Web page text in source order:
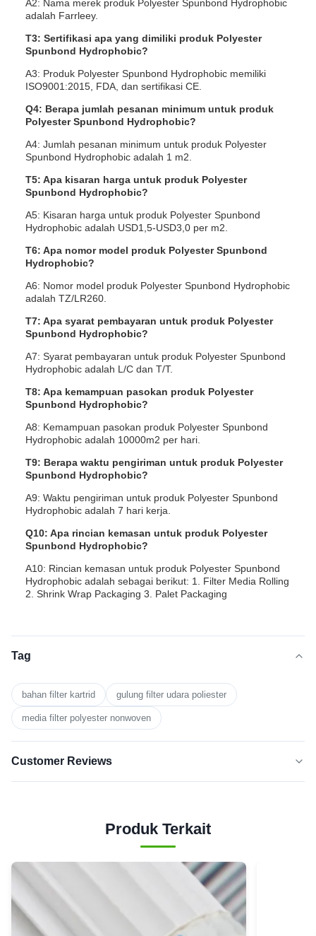
A2: Nama merek produk Polyester Spunbond Hydrophobic
adalah Farrleey.
T3: Sertifikasi apa yang dimiliki produk Polyester
Spunbond Hydrophobic?
A3: Produk Polyester Spunbond Hydrophobic memiliki
ISO9001:2015, FDA, dan sertifikasi CE.
Q4: Berapa jumlah pesanan minimum untuk produk
Polyester Spunbond Hydrophobic?
A4: Jumlah pesanan minimum untuk produk Polyester
Spunbond Hydrophobic adalah 1 m2.
T5: Apa kisaran harga untuk produk Polyester
Spunbond Hydrophobic?
A5: Kisaran harga untuk produk Polyester Spunbond
Hydrophobic adalah USD1,5-USD3,0 per m2.
T6: Apa nomor model produk Polyester Spunbond
Hydrophobic?
A6: Nomor model produk Polyester Spunbond Hydrophobic
adalah TZ/LR260.
T7: Apa syarat pembayaran untuk produk Polyester
Spunbond Hydrophobic?
A7: Syarat pembayaran untuk produk Polyester Spunbond
Hydrophobic adalah L/C dan T/T.
T8: Apa kemampuan pasokan produk Polyester
Spunbond Hydrophobic?
A8: Kemampuan pasokan produk Polyester Spunbond
Hydrophobic adalah 10000m2 per hari.
T9: Berapa waktu pengiriman untuk produk Polyester
Spunbond Hydrophobic?
A9: Waktu pengiriman untuk produk Polyester Spunbond
Hydrophobic adalah 7 hari kerja.
Q10: Apa rincian kemasan untuk produk Polyester
Spunbond Hydrophobic?
A10: Rincian kemasan untuk produk Polyester Spunbond
Hydrophobic adalah sebagai berikut: 1. Filter Media Rolling
2. Shrink Wrap Packaging 3. Palet Packaging
Tag
bahan filter kartrid gulung filter udara poliester
media filter polyester nonwoven
Customer Reviews
BINTANG
4
Bintang
Produk Terkait